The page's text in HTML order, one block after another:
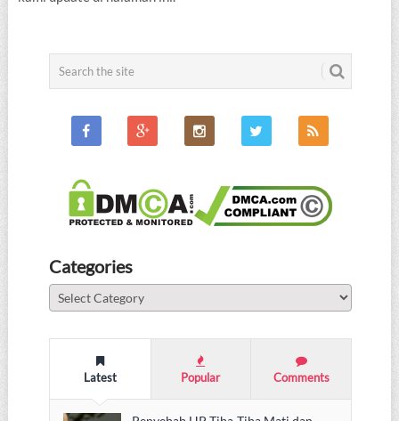
Categories
Categories
Latest Popular Comments